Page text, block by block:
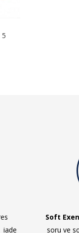
5
iade
Soft Exen
soru ve